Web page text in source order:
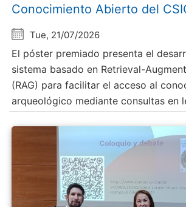
Conocimiento Abierto del
Tue, 21/07/2026
El póster premiado presenta el
sistema basado en Retrieval-
(RAG) para facilitar el acceso al
arqueológico mediante consultas en